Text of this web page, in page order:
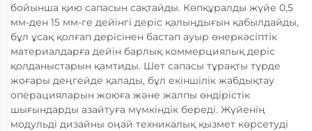
бойынша қию сапасын сақтайды. Көпқұралды жүйе 0,5
мм-ден 15 мм-ге дейінгі деріс қалыңдығын қабылдайды,
бұл ұсақ қолғап дерісінен бастап ауыр өнеркәсіптік
материалдарға дейін барлық коммерциялық деріс
қолданыстарын қамтиды. Шет сапасы тұрақты түрде
жоғары деңгейде қалады, бұл екіншілік жабдықтау
операцияларын жоюға және жалпы өндірістік
шығындарды азайтуға мүмкіндік береді. Жүйенің
модульді дизайны оңай техникалық қызмет көрсетуді